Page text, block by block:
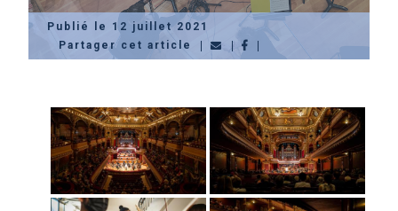
Publié le 12 juillet 2021
Partager cet article